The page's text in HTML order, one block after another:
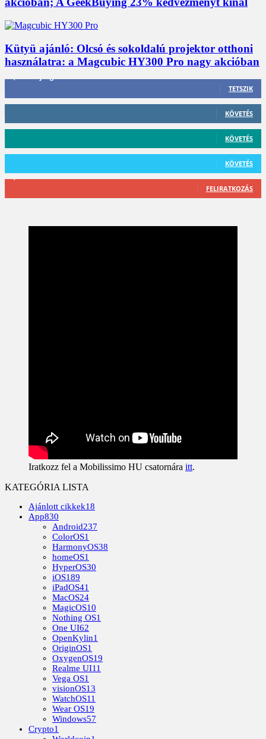
Kütyü ajánló: Olcsó és sokoldalú projektor otthoni
használatra: a Magcubic HY300 Pro nagy akcióban
TETSZIK
KÖVETÉS
KÖVETÉS
KÖVETÉS
FELIRATKOZÁS
Iratkozz fel a Mobilissimo HU csatornára itt.
KATEGÓRIA LISTA
Ajánlott cikkek18
App830
Android237
ColorOS1
HarmonyOS38
homeOS1
HyperOS30
iOS189
iPadOS41
MacOS24
MagicOS10
Nothing OS1
One UI62
OpenKylin1
OriginOS1
OxygenOS19
Realme UI11
Vega OS1
visionOS13
WatchOS11
Wear OS19
Windows57
Crypto1